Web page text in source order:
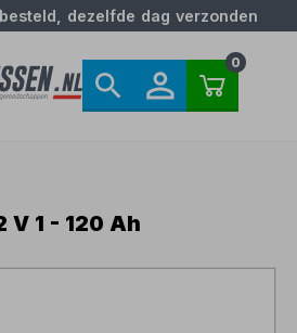
dezelfde dag verzonden
0
V 1 - 120 Ah